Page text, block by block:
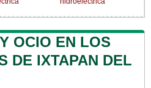
OCIO EN LOS
DE IXTAPAN DEL